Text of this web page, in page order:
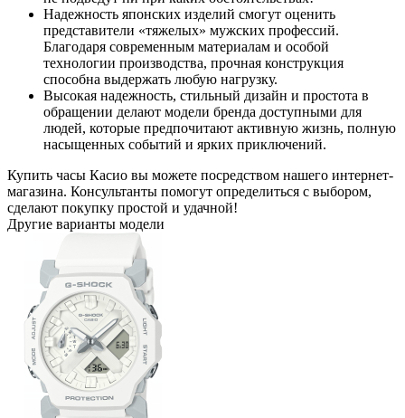
Надежность японских изделий смогут оценить
представители «тяжелых» мужских профессий.
Благодаря современным материалам и особой
технологии производства, прочная конструкция
способна выдержать любую нагрузку.
Высокая надежность, стильный дизайн и простота в
обращении делают модели бренда доступными для
людей, которые предпочитают активную жизнь, полную
насыщенных событий и ярких приключений.
Купить часы Касио вы можете посредством нашего интернет-
магазина. Консультанты помогут определиться с выбором,
сделают покупку простой и удачной!
Другие варианты модели